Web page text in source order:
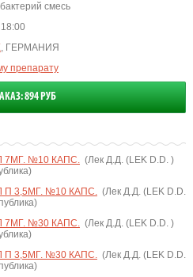
смесь
, ГЕРМАНИЯ
препарату
894 РУБ
7МГ. №10 КАПС.(Лек Д.Д. (LEK D.D. )
3,5МГ. №10 КАПС.(Лек Д.Д. (LEK D.D.
7МГ. №30 КАПС.(Лек Д.Д. (LEK D.D. )
3,5МГ. №30 КАПС.(Лек Д.Д. (LEK D.D.